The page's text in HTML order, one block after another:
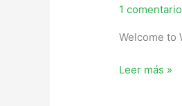
1 comentario
Welcome to
Leer más »